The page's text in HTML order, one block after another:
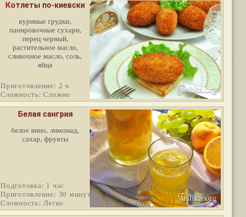
Котлеты по-киевски
куриные грудки,
панировочные сухари,
перец черный,
растительное масло,
сливочное масло, соль,
яйца
Приготовление: 2 ч
Сложность: Сложно
Белая сангрия
белое вино, лимонад,
сахар, фрукты
Подготовка: 1 час
Приготовление: 30 минут
Сложность: Легко